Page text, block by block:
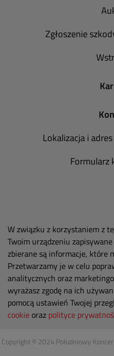
Zgłoszenie
Lokalizacja i
W związku z korzystaniem z
Twoim urządzeniu
zbierane są informacje, które
Przetwarzamy je w celu
analitycznych oraz
wyrażasz zgodę na ich
pomocą ustawień Twojej
cookie oraz polityce
Copyright © 2024 Południowy